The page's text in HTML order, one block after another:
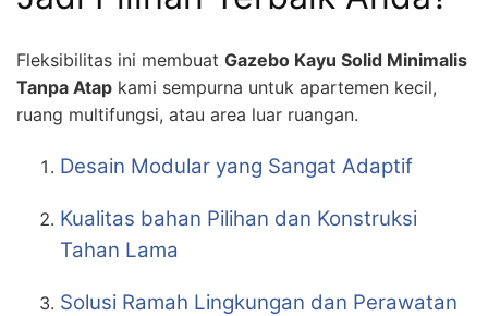
Fleksibilitas ini membuat Gazebo Kayu Solid Minimalis
Tanpa Atap kami sempurna untuk apartemen kecil,
ruang multifungsi, atau area luar ruangan.
Desain Modular yang Sangat Adaptif
Kualitas bahan Pilihan dan Konstruksi
Tahan Lama
Solusi Ramah Lingkungan dan Perawatan